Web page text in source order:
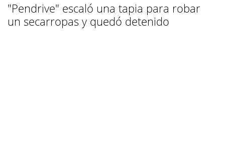
"Pendrive" escaló una tapia para robar
un secarropas y quedó detenido